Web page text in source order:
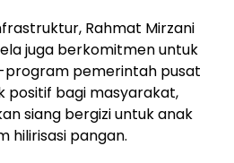
Rahmat Mirzani
juga berkomitmen untuk
pemerintah pusat
positif bagi masyarakat,
siang bergizi untuk anak
hilirisasi pangan.